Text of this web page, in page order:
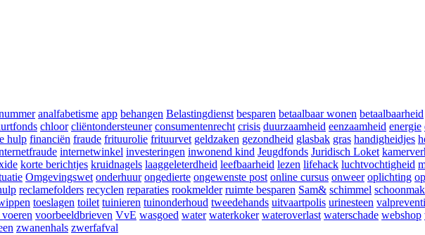
analfabetisme app behangen Belastingdienst besparen betaalbaar wonen betaalbaarheid
chloor cliëntondersteuner consumentenrecht crisis duurzaamheid eenzaamheid energie
hulp financiën fraude frituurolie frituurvet geldzaken gezondheid glasbak gras handigheidjes
internetwinkel investeringen inwonend kind Jeugdfonds Juridisch Loket
korte berichtjes kruidnagels laaggeleterdheid leefbaarheid lezen lifehack luchtvochtigheid
Omgevingswet onderhuur ongedierte ongewenste post online cursus onweer oplichting
reclamefolders recyclen reparaties rookmelder ruimte besparen Sam& schimmel
toeslagen toilet tuinieren tuinonderhoud tweedehands uitvaartpolis urinesteen
voorbeeldbrieven VvE wasgoed water waterkoker wateroverlast waterschade webshop
zwanenhals zwerfafval